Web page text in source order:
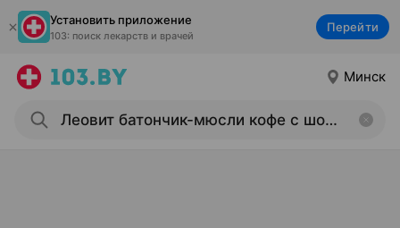
Установить приложение
103: поиск лекарств и врачей
Перейти
Минск